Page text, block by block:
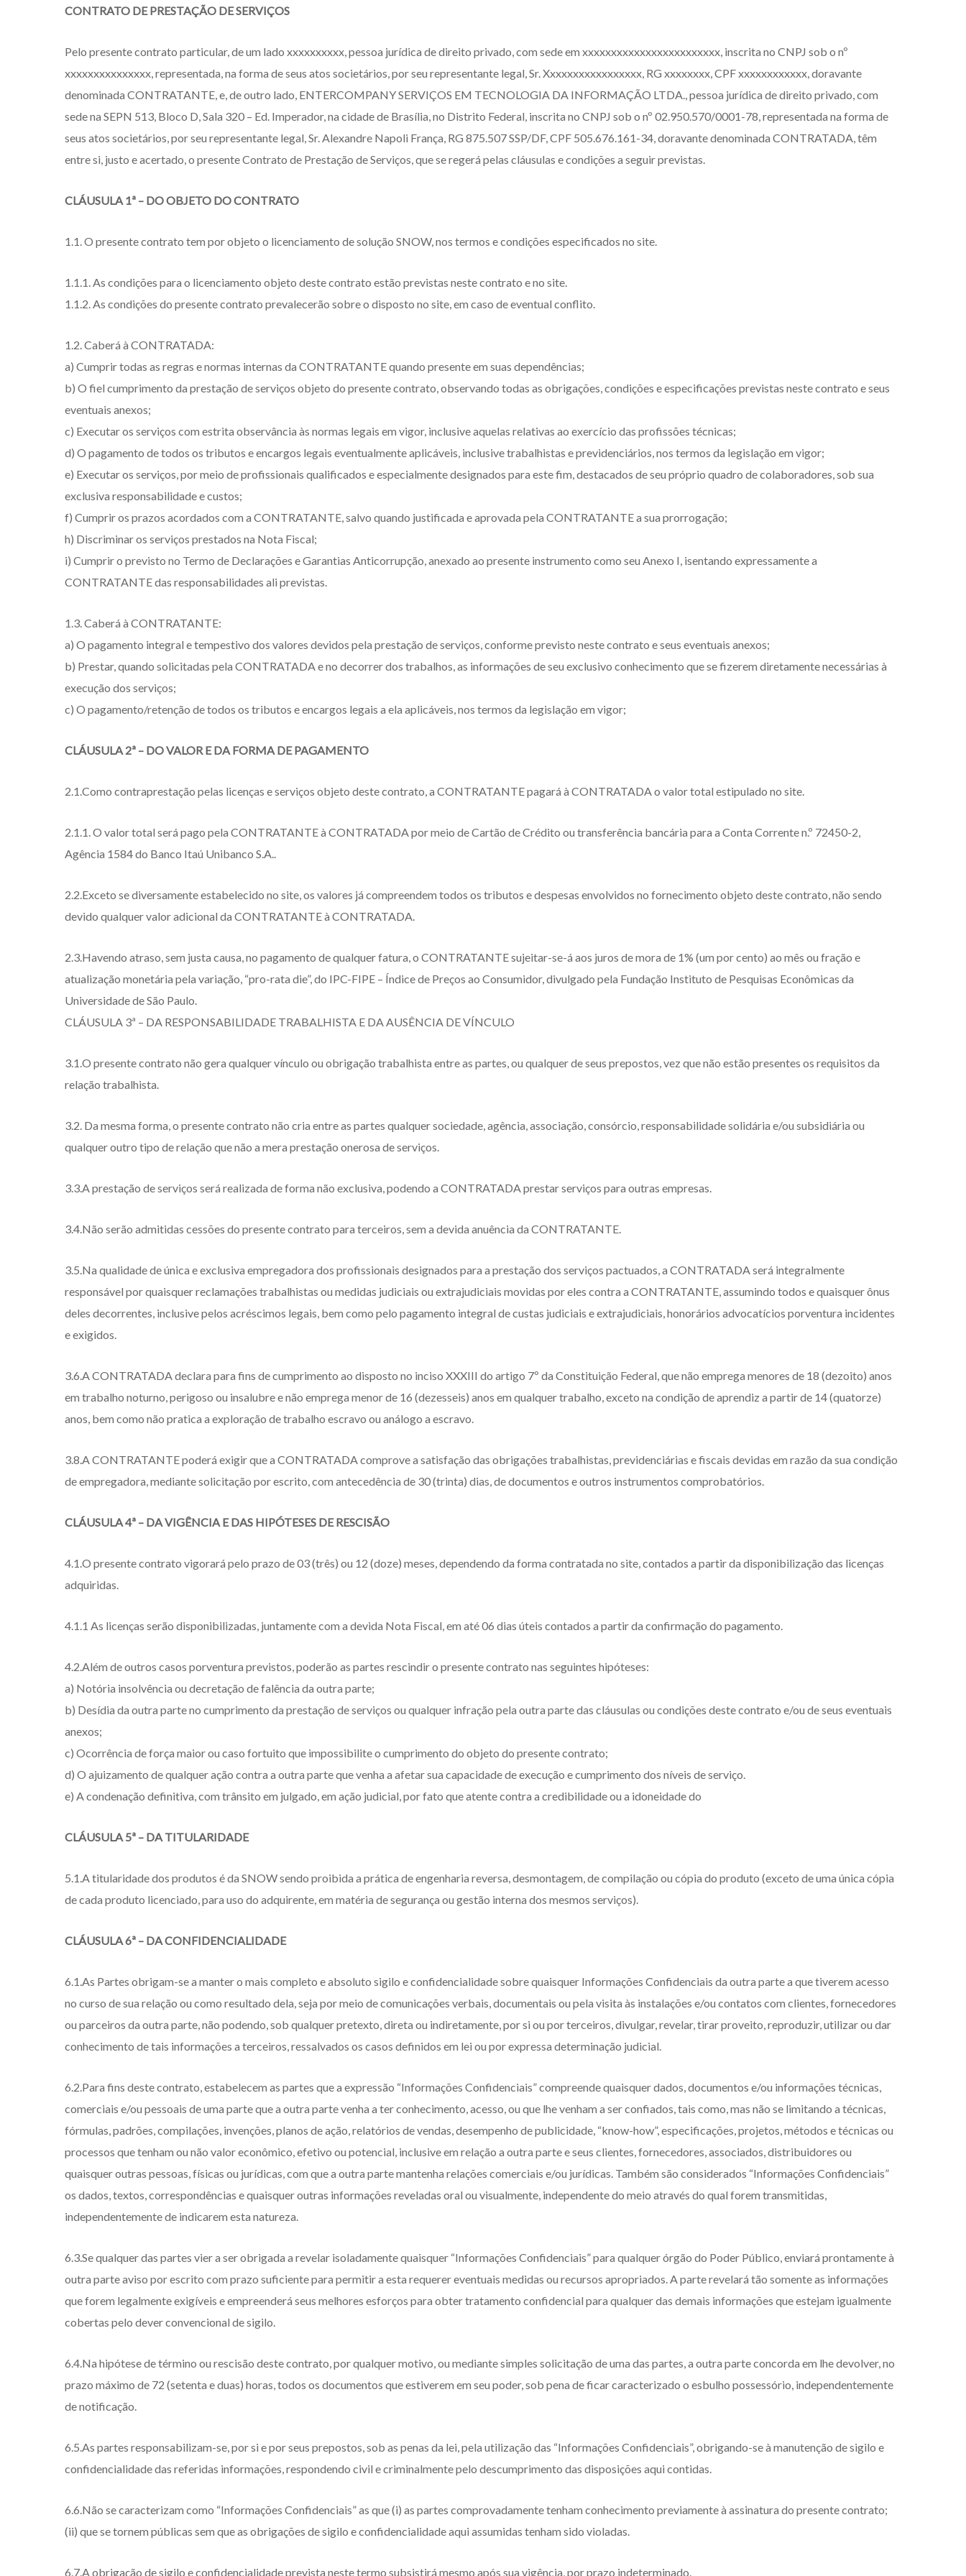
CONTRATO DE PRESTAÇÃO DE SERVIÇOS
Pelo presente contrato particular, de um lado xxxxxxxxxx, pessoa jurídica de direito privado, com sede em xxxxxxxxxxxxxxxxxxxxxxxx, inscrita no CNPJ sob o nº
xxxxxxxxxxxxxxx, representada, na forma de seus atos societários, por seu representante legal, Sr. Xxxxxxxxxxxxxxxxx, RG xxxxxxxx, CPF xxxxxxxxxxxx, doravante
denominada CONTRATANTE, e, de outro lado, ENTERCOMPANY SERVIÇOS EM TECNOLOGIA DA INFORMAÇÃO LTDA., pessoa jurídica de direito privado, com
sede na SEPN 513, Bloco D, Sala 320 – Ed. Imperador, na cidade de Brasília, no Distrito Federal, inscrita no CNPJ sob o nº 02.950.570/0001-78, representada na forma de
seus atos societários, por seu representante legal, Sr. Alexandre Napoli França, RG 875.507 SSP/DF, CPF 505.676.161-34, doravante denominada CONTRATADA, têm
entre si, justo e acertado, o presente Contrato de Prestação de Serviços, que se regerá pelas cláusulas e condições a seguir previstas.
CLÁUSULA 1ª – DO OBJETO DO CONTRATO
1.1. O presente contrato tem por objeto o licenciamento de solução SNOW, nos termos e condições especificados no site.
1.1.1. As condições para o licenciamento objeto deste contrato estão previstas neste contrato e no site.
1.1.2. As condições do presente contrato prevalecerão sobre o disposto no site, em caso de eventual conflito.
1.2. Caberá à CONTRATADA:
a) Cumprir todas as regras e normas internas da CONTRATANTE quando presente em suas dependências;
b) O fiel cumprimento da prestação de serviços objeto do presente contrato, observando todas as obrigações, condições e especificações previstas neste contrato e seus
eventuais anexos;
c) Executar os serviços com estrita observância às normas legais em vigor, inclusive aquelas relativas ao exercício das profissões técnicas;
d) O pagamento de todos os tributos e encargos legais eventualmente aplicáveis, inclusive trabalhistas e previdenciários, nos termos da legislação em vigor;
e) Executar os serviços, por meio de profissionais qualificados e especialmente designados para este fim, destacados de seu próprio quadro de colaboradores, sob sua
exclusiva responsabilidade e custos;
f) Cumprir os prazos acordados com a CONTRATANTE, salvo quando justificada e aprovada pela CONTRATANTE a sua prorrogação;
h) Discriminar os serviços prestados na Nota Fiscal;
i) Cumprir o previsto no Termo de Declarações e Garantias Anticorrupção, anexado ao presente instrumento como seu Anexo I, isentando expressamente a
CONTRATANTE das responsabilidades ali previstas.
1.3. Caberá à CONTRATANTE:
a) O pagamento integral e tempestivo dos valores devidos pela prestação de serviços, conforme previsto neste contrato e seus eventuais anexos;
b) Prestar, quando solicitadas pela CONTRATADA e no decorrer dos trabalhos, as informações de seu exclusivo conhecimento que se fizerem diretamente necessárias à
execução dos serviços;
c) O pagamento/retenção de todos os tributos e encargos legais a ela aplicáveis, nos termos da legislação em vigor;
CLÁUSULA 2ª – DO VALOR E DA FORMA DE PAGAMENTO
2.1.Como contraprestação pelas licenças e serviços objeto deste contrato, a CONTRATANTE pagará à CONTRATADA o valor total estipulado no site.
2.1.1. O valor total será pago pela CONTRATANTE à CONTRATADA por meio de Cartão de Crédito ou transferência bancária para a Conta Corrente n.º 72450-2,
Agência 1584 do Banco Itaú Unibanco S.A..
2.2.Exceto se diversamente estabelecido no site, os valores já compreendem todos os tributos e despesas envolvidos no fornecimento objeto deste contrato, não sendo
devido qualquer valor adicional da CONTRATANTE à CONTRATADA.
2.3.Havendo atraso, sem justa causa, no pagamento de qualquer fatura, o CONTRATANTE sujeitar-se-á aos juros de mora de 1% (um por cento) ao mês ou fração e
atualização monetária pela variação, “pro-rata die”, do IPC-FIPE – Índice de Preços ao Consumidor, divulgado pela Fundação Instituto de Pesquisas Econômicas da
Universidade de São Paulo.
CLÁUSULA 3ª – DA RESPONSABILIDADE TRABALHISTA E DA AUSÊNCIA DE VÍNCULO
3.1.O presente contrato não gera qualquer vínculo ou obrigação trabalhista entre as partes, ou qualquer de seus prepostos, vez que não estão presentes os requisitos da
relação trabalhista.
3.2. Da mesma forma, o presente contrato não cria entre as partes qualquer sociedade, agência, associação, consórcio, responsabilidade solidária e/ou subsidiária ou
qualquer outro tipo de relação que não a mera prestação onerosa de serviços.
3.3.A prestação de serviços será realizada de forma não exclusiva, podendo a CONTRATADA prestar serviços para outras empresas.
3.4.Não serão admitidas cessões do presente contrato para terceiros, sem a devida anuência da CONTRATANTE.
3.5.Na qualidade de única e exclusiva empregadora dos profissionais designados para a prestação dos serviços pactuados, a CONTRATADA será integralmente
responsável por quaisquer reclamações trabalhistas ou medidas judiciais ou extrajudiciais movidas por eles contra a CONTRATANTE, assumindo todos e quaisquer ônus
deles decorrentes, inclusive pelos acréscimos legais, bem como pelo pagamento integral de custas judiciais e extrajudiciais, honorários advocatícios porventura incidentes
e exigidos.
3.6.A CONTRATADA declara para fins de cumprimento ao disposto no inciso XXXIII do artigo 7º da Constituição Federal, que não emprega menores de 18 (dezoito) anos
em trabalho noturno, perigoso ou insalubre e não emprega menor de 16 (dezesseis) anos em qualquer trabalho, exceto na condição de aprendiz a partir de 14 (quatorze)
anos, bem como não pratica a exploração de trabalho escravo ou análogo a escravo.
3.8.A CONTRATANTE poderá exigir que a CONTRATADA comprove a satisfação das obrigações trabalhistas, previdenciárias e fiscais devidas em razão da sua condição
de empregadora, mediante solicitação por escrito, com antecedência de 30 (trinta) dias, de documentos e outros instrumentos comprobatórios.
CLÁUSULA 4ª – DA VIGÊNCIA E DAS HIPÓTESES DE RESCISÃO
4.1.O presente contrato vigorará pelo prazo de 03 (três) ou 12 (doze) meses, dependendo da forma contratada no site, contados a partir da disponibilização das licenças
adquiridas.
4.1.1 As licenças serão disponibilizadas, juntamente com a devida Nota Fiscal, em até 06 dias úteis contados a partir da confirmação do pagamento.
4.2.Além de outros casos porventura previstos, poderão as partes rescindir o presente contrato nas seguintes hipóteses:
a) Notória insolvência ou decretação de falência da outra parte;
b) Desídia da outra parte no cumprimento da prestação de serviços ou qualquer infração pela outra parte das cláusulas ou condições deste contrato e/ou de seus eventuais
anexos;
c) Ocorrência de força maior ou caso fortuito que impossibilite o cumprimento do objeto do presente contrato;
d) O ajuizamento de qualquer ação contra a outra parte que venha a afetar sua capacidade de execução e cumprimento dos níveis de serviço.
e) A condenação definitiva, com trânsito em julgado, em ação judicial, por fato que atente contra a credibilidade ou a idoneidade do
CLÁUSULA 5ª – DA TITULARIDADE
5.1.A titularidade dos produtos é da SNOW sendo proibida a prática de engenharia reversa, desmontagem, de compilação ou cópia do produto (exceto de uma única cópia
de cada produto licenciado, para uso do adquirente, em matéria de segurança ou gestão interna dos mesmos serviços).
CLÁUSULA 6ª – DA CONFIDENCIALIDADE
6.1.As Partes obrigam-se a manter o mais completo e absoluto sigilo e confidencialidade sobre quaisquer Informações Confidenciais da outra parte a que tiverem acesso
no curso de sua relação ou como resultado dela, seja por meio de comunicações verbais, documentais ou pela visita às instalações e/ou contatos com clientes, fornecedores
ou parceiros da outra parte, não podendo, sob qualquer pretexto, direta ou indiretamente, por si ou por terceiros, divulgar, revelar, tirar proveito, reproduzir, utilizar ou dar
conhecimento de tais informações a terceiros, ressalvados os casos definidos em lei ou por expressa determinação judicial.
6.2.Para fins deste contrato, estabelecem as partes que a expressão “Informações Confidenciais” compreende quaisquer dados, documentos e/ou informações técnicas,
comerciais e/ou pessoais de uma parte que a outra parte venha a ter conhecimento, acesso, ou que lhe venham a ser confiados, tais como, mas não se limitando a técnicas,
fórmulas, padrões, compilações, invenções, planos de ação, relatórios de vendas, desempenho de publicidade, “know-how”, especificações, projetos, métodos e técnicas ou
processos que tenham ou não valor econômico, efetivo ou potencial, inclusive em relação a outra parte e seus clientes, fornecedores, associados, distribuidores ou
quaisquer outras pessoas, físicas ou jurídicas, com que a outra parte mantenha relações comerciais e/ou jurídicas. Também são considerados “Informações Confidenciais”
os dados, textos, correspondências e quaisquer outras informações reveladas oral ou visualmente, independente do meio através do qual forem transmitidas,
independentemente de indicarem esta natureza.
6.3.Se qualquer das partes vier a ser obrigada a revelar isoladamente quaisquer “Informações Confidenciais” para qualquer órgão do Poder Público, enviará prontamente à
outra parte aviso por escrito com prazo suficiente para permitir a esta requerer eventuais medidas ou recursos apropriados. A parte revelará tão somente as informações
que forem legalmente exigíveis e empreenderá seus melhores esforços para obter tratamento confidencial para qualquer das demais informações que estejam igualmente
cobertas pelo dever convencional de sigilo.
6.4.Na hipótese de término ou rescisão deste contrato, por qualquer motivo, ou mediante simples solicitação de uma das partes, a outra parte concorda em lhe devolver, no
prazo máximo de 72 (setenta e duas) horas, todos os documentos que estiverem em seu poder, sob pena de ficar caracterizado o esbulho possessório, independentemente
de notificação.
6.5.As partes responsabilizam-se, por si e por seus prepostos, sob as penas da lei, pela utilização das “Informações Confidenciais”, obrigando-se à manutenção de sigilo e
confidencialidade das referidas informações, respondendo civil e criminalmente pelo descumprimento das disposições aqui contidas.
6.6.Não se caracterizam como “Informações Confidenciais” as que (i) as partes comprovadamente tenham conhecimento previamente à assinatura do presente contrato;
(ii) que se tornem públicas sem que as obrigações de sigilo e confidencialidade aqui assumidas tenham sido violadas.
6.7.A obrigação de sigilo e confidencialidade prevista neste termo subsistirá mesmo após sua vigência, por prazo indeterminado.